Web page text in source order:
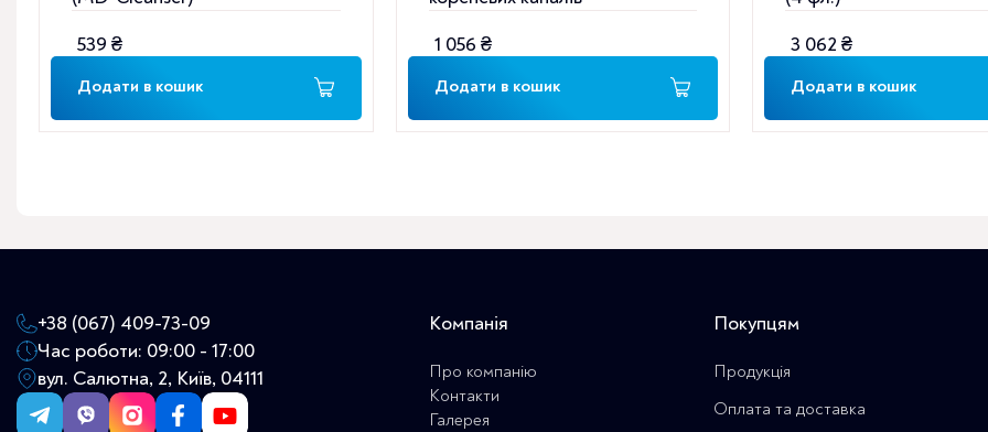
539 ₴
Додати в кошик
1 056 ₴
Додати в кошик
3 062 ₴
Додати в кошик
+38 (067) 409-73-09
Час роботи: 09:00 - 17:00
вул. Салютна, 2, Київ, 04111
Компанія
Про компанію
Контакти
Галерея
Покупцям
Продукція
Оплата та доставка